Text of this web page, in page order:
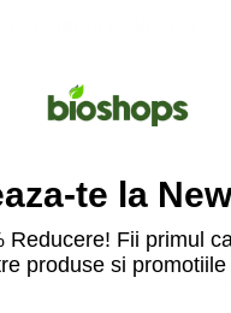
ecologica.
te la
Reducere! Fii primul
produse si